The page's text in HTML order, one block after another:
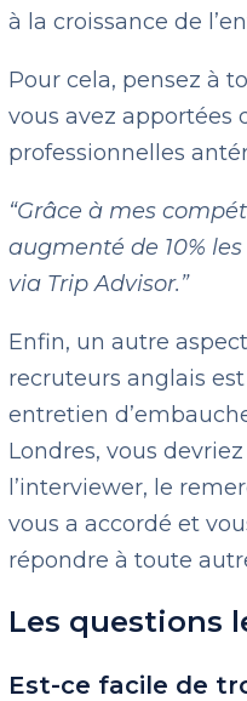
à la croissance de
Pour cela, pensez à
vous avez apportées
professionnelles
“Grâce à mes
augmenté de 10%
via Trip Advisor.”
Enfin, un autre
recruteurs anglais
entretien
Londres, vous
l’interviewer, le
vous a accordé et
répondre à toute
Les questions
Est-ce facile de